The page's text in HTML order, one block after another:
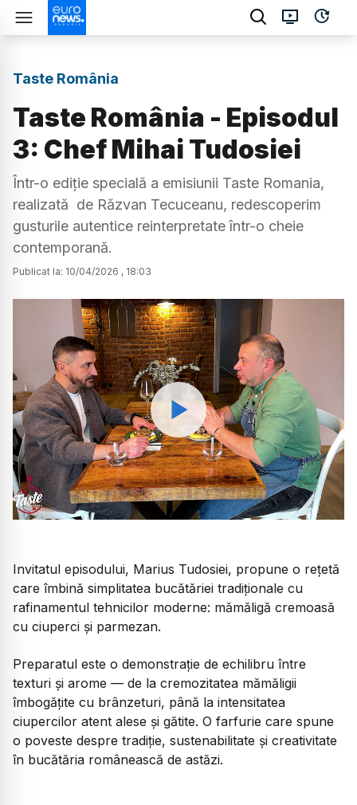
Taste România
Taste România - Episodul
3: Chef Mihai Tudosiei
Într-o ediție specială a emisiunii Taste Romania,
realizată de Răzvan Tecuceanu, redescoperim
gusturile autentice reinterpretate într-o cheie
contemporană.
Publicat la: 10/04/2026 , 18:03
Watch
Invitatul episodului, Marius Tudosiei, propune o rețetă
care îmbină simplitatea bucătăriei tradiționale cu
rafinamentul tehnicilor moderne: mămăligă cremoasă
cu ciuperci și parmezan.
Preparatul este o demonstrație de echilibru între
texturi și arome — de la cremozitatea mămăligii
îmbogățite cu brânzeturi, până la intensitatea
ciupercilor atent alese și gătite. O farfurie care spune
o poveste despre tradiție, sustenabilitate și creativitate
în bucătăria românească de astăzi.